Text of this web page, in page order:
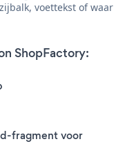
voettekst of waar
ShopFactory:
fragment voor